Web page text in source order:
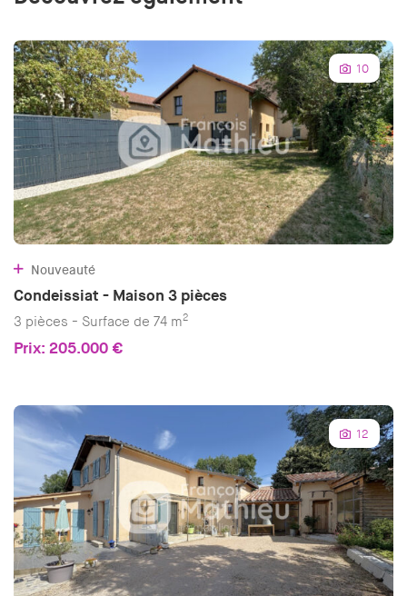
10
Nouveauté
Condeissiat - Maison 3 pièces
3 pièces - Surface de 74 m2
Prix: 205.000 €
12